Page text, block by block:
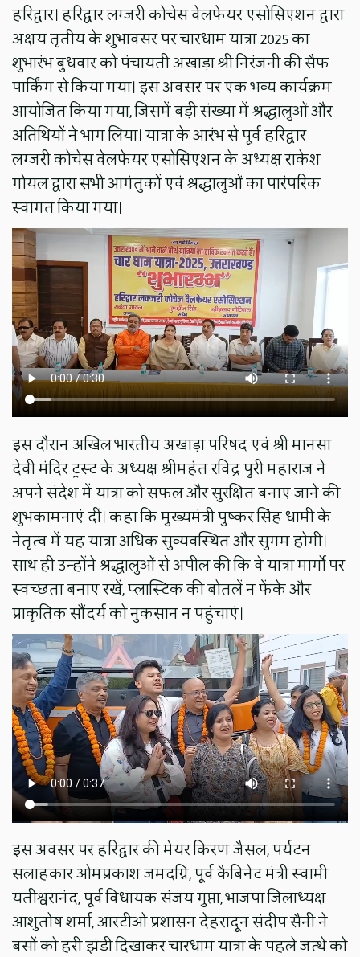
हरिद्वार। हरिद्वार लग्जरी कोचेस वेलफेयर एसोसिएशन द्वारा
अक्षय तृतीय के शुभावसर पर चारधाम यात्रा 2025 का
शुभारंभ बुधवार को पंचायती अखाड़ा श्री निरंजनी की सैफ
पार्किंग से किया गया। इस अवसर पर एक भव्य कार्यक्रम
आयोजित किया गया, जिसमें बड़ी संख्या में श्रद्धालुओं और
अतिथियों ने भाग लिया। यात्रा के आरंभ से पूर्व हरिद्वार
लग्जरी कोचेस वेलफेयर एसोसिएशन के अध्यक्ष राकेश
गोयल द्वारा सभी आगंतुकों एवं श्रद्धालुओं का पारंपरिक
स्वागत किया गया।
इस दौरान अखिल भारतीय अखाड़ा परिषद एवं श्री मानसा
देवी मंदिर ट्रस्ट के अध्यक्ष श्रीमहंत रविंद्र पुरी महाराज ने
अपने संदेश में यात्रा को सफल और सुरक्षित बनाए जाने की
शुभकामनाएं दीं। कहा कि मुख्यमंत्री पुष्कर सिंह धामी के
नेतृत्व में यह यात्रा अधिक सुव्यवस्थित और सुगम होगी।
साथ ही उन्होंने श्रद्धालुओं से अपील की कि वे यात्रा मार्गों पर
स्वच्छता बनाए रखें, प्लास्टिक की बोतलें न फेंके और
प्राकृतिक सौंदर्य को नुकसान न पहुंचाएं।
इस अवसर पर हरिद्वार की मेयर किरण जैसल, पर्यटन
सलाहकार ओमप्रकाश जमदग्नि, पूर्व कैबिनेट मंत्री स्वामी
यतीश्वरानंद, पूर्व विधायक संजय गुप्ता, भाजपा जिलाध्यक्ष
आशुतोष शर्मा, आरटीओ प्रशासन देहरादून संदीप सैनी ने
बसों को हरी झंडी दिखाकर चारधाम यात्रा के पहले जत्थे को